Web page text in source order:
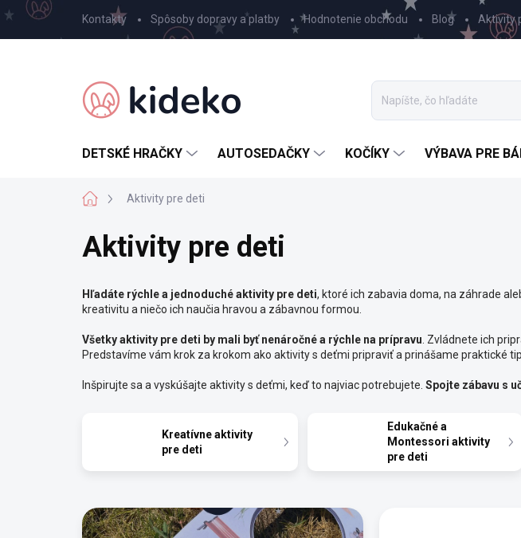
Prejsť
na
obsah
Kontakty Spôsoby dopravy a platby Hodnotenie obchodu Blog Aktivity
DETSKÉ HRAČKY AUTOSEDAČKY KOČÍKY VÝBAVA PRE
DomovAktivity pre deti
Aktivity pre deti
Hľadáte rýchle a jednoduché aktivity pre deti, ktoré ich zabavia doma, na záhrade
kreativitu a niečo ich naučia hravou a zábavnou formou.
Všetky aktivity pre deti by mali byť nenáročné a rýchle na prípravu . Zvládnete ich
Predstavíme vám krok za krokom ako aktivity s deťmi pripraviť a prinášame praktické
Inšpirujte sa a vyskúšajte aktivity s deťmi, keď to najviac potrebujete. Spojte zábavu s
Kreatívne aktivity
pre deti
Edukačné a
Montessori aktivity
pre deti
ý